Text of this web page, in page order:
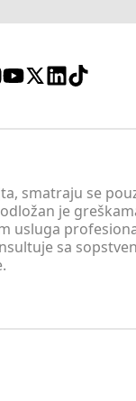
smatraju se
je
usluga
sa